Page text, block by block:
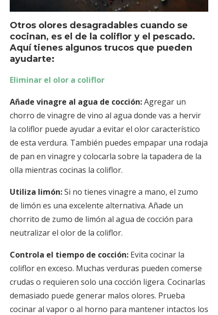
Otros olores desagradables cuando se
cocinan, es el de la coliflor y el pescado.
Aquí tienes algunos trucos que pueden
ayudarte:
Eliminar el olor a coliflor
Añade vinagre al agua de cocción:Agregar un
chorro de vinagre de vino al agua donde vas a hervir
la coliflor puede ayudar a evitar el olor característico
de esta verdura. También puedes empapar una rodaja
de pan en vinagre y colocarla sobre la tapadera de la
olla mientras cocinas la coliflor.
Utiliza limón:Si no tienes vinagre a mano, el zumo
de limón es una excelente alternativa. Añade un
chorrito de zumo de limón al agua de cocción para
neutralizar el olor de la coliflor.
Controla el tiempo de cocción: Evita cocinar la
coliflor en exceso. Muchas verduras pueden comerse
crudas o requieren solo una cocción ligera. Cocinarlas
demasiado puede generar malos olores. Prueba
cocinar al vapor o al horno para mantener intactos los